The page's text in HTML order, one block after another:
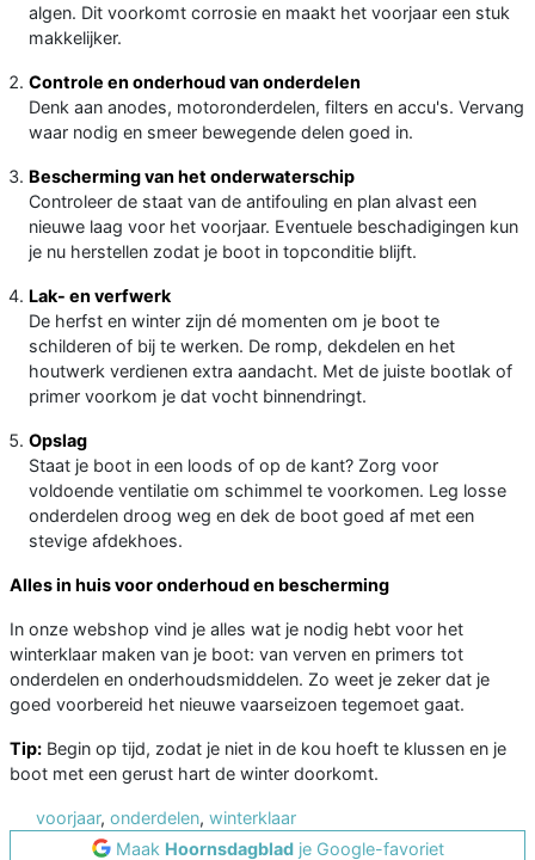
algen. Dit voorkomt corrosie en maakt het voorjaar een stuk
makkelijker.
Controle en onderhoud van onderdelen
Denk aan anodes, motoronderdelen, filters en accu's. Vervang
waar nodig en smeer bewegende delen goed in.
Bescherming van het onderwaterschip
Controleer de staat van de antifouling en plan alvast een
nieuwe laag voor het voorjaar. Eventuele beschadigingen kun
je nu herstellen zodat je boot in topconditie blijft.
Lak- en verfwerk
De herfst en winter zijn dé momenten om je boot te
schilderen of bij te werken. De romp, dekdelen en het
houtwerk verdienen extra aandacht. Met de juiste bootlak of
primer voorkom je dat vocht binnendringt.
Opslag
Staat je boot in een loods of op de kant? Zorg voor
voldoende ventilatie om schimmel te voorkomen. Leg losse
onderdelen droog weg en dek de boot goed af met een
stevige afdekhoes.
Alles in huis voor onderhoud en bescherming
In onze webshop vind je alles wat je nodig hebt voor het
winterklaar maken van je boot: van verven en primers tot
onderdelen en onderhoudsmiddelen. Zo weet je zeker dat je
goed voorbereid het nieuwe vaarseizoen tegemoet gaat.
Tip: Begin op tijd, zodat je niet in de kou hoeft te klussen en je
boot met een gerust hart de winter doorkomt.
voorjaar, onderdelen, winterklaar
Maak Hoornsdagbladje Google-favoriet